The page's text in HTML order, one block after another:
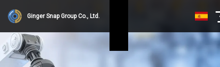
Ginger Snap Group Co., Ltd.